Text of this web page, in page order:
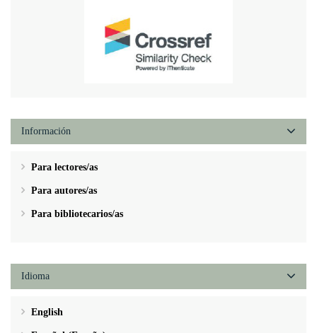
Información
Para lectores/as
Para autores/as
Para bibliotecarios/as
Idioma
English